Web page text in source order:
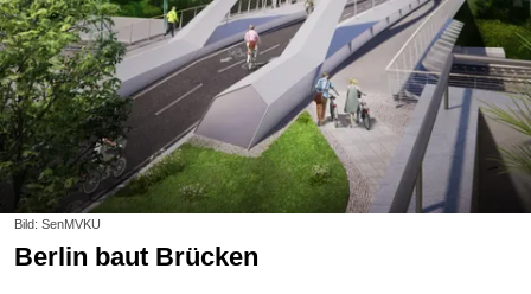
Bild: SenMVKU
Berlin baut Brücken